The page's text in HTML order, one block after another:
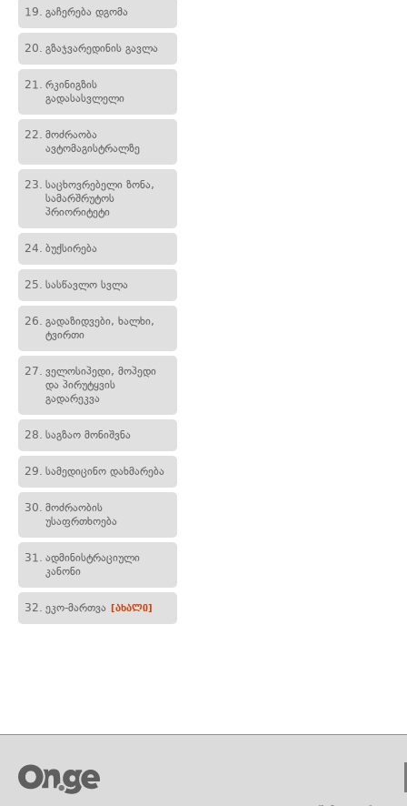
19. გაჩერება დგომა
20. გზაჯვარედინის გავლა
21. რკინიგზის
გადასასვლელი
22. მოძრაობა
ავტომაგისტრალზე
23. საცხოვრებელი ზონა,
სამარშრუტოს
პრიორიტეტი
24. ბუქსირება
25. სასწავლო სვლა
26. გადაზიდვები, ხალხი,
ტვირთი
27. ველოსიპედი, მოპედი
და პირუტყვის
გადარეკვა
28. საგზაო მონიშვნა
29. სამედიცინო დახმარება
30. მოძრაობის
უსაფრთხოება
31. ადმინისტრაციული
კანონი
32. ეკო-მართვა [ახალი]